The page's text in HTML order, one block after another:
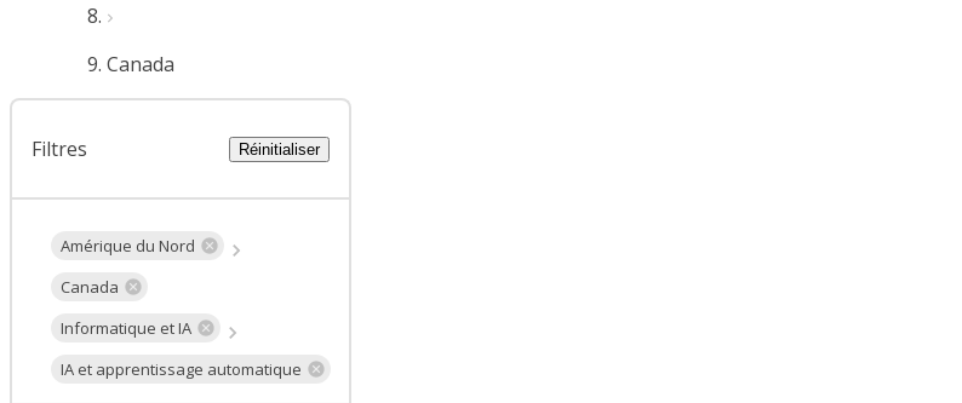
Canada
Filtres Réinitialiser
Amérique du Nord
Canada
Informatique et IA
IA et apprentissage automatique